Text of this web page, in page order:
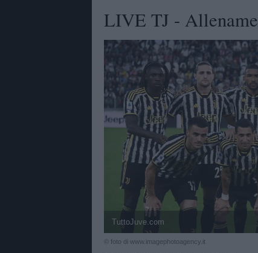
LIVE TJ -
TuttoJuve.com
© foto di www.imagephotoagency.it